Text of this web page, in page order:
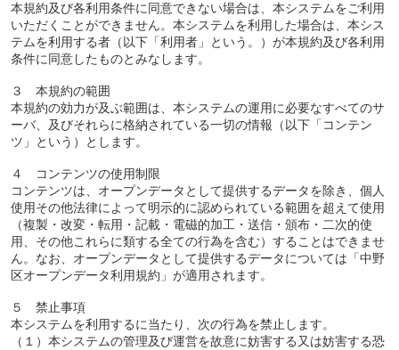
本規約及び各利用条件に同意できない場合は、本システムをご利用
いただくことができません。本システムを利用した場合は、本シス
テムを利用する者（以下「利用者」という。）が本規約及び各利用
条件に同意したものとみなします。
３ 本規約の範囲
本規約の効力が及ぶ範囲は、本システムの運用に必要なすべてのサ
ーバ、及びそれらに格納されている一切の情報（以下「コンテン
ツ」という）とします。
４ コンテンツの使用制限
コンテンツは、オープンデータとして提供するデータを除き、個人
使用その他法律によって明示的に認められている範囲を超えて使用
（複製・改変・転用・記載・電磁的加工・送信・頒布・二次的使
用、その他これらに類する全ての行為を含む）することはできませ
ん。なお、オープンデータとして提供するデータについては「中野
区オープンデータ利用規約」が適用されます。
５ 禁止事項
本システムを利用するに当たり、次の行為を禁止します。
（１）本システムの管理及び運営を故意に妨害する又は妨害する恐